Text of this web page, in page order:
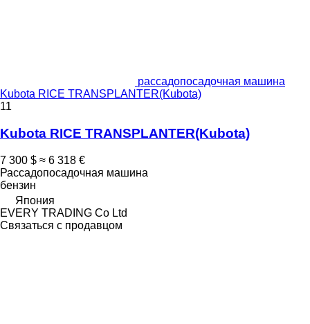
рассадопосадочная машина
Kubota RICE TRANSPLANTER(Kubota)
11
Kubota RICE TRANSPLANTER(Kubota)
7 300 $ ≈ 6 318 €
Рассадопосадочная машина
бензин
Япония
EVERY TRADING Co Ltd
Связаться с продавцом